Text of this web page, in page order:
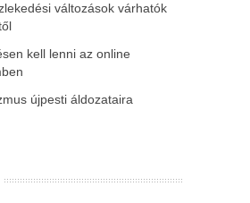
változások várhatók
kell lenni az online
újpesti áldozataira